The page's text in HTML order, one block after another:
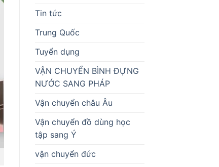
Tin tức
Trung Quốc
Tuyển dụng
VẬN CHUYỂN BÌNH ĐỰNG
NƯỚC SANG PHÁP
Vận chuyển châu Âu
Vận chuyển đồ dùng học
tập sang Ý
vận chuyển đức